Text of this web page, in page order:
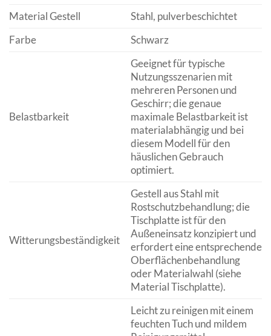
Material Gestell
Stahl, pulverbeschichtet
Farbe
Schwarz
Belastbarkeit
Geeignet für typische
Nutzungsszenarien mit
mehreren Personen und
Geschirr; die genaue
maximale Belastbarkeit ist
materialabhängig und bei
diesem Modell für den
häuslichen Gebrauch
optimiert.
Witterungsbeständigkeit
Gestell aus Stahl mit
Rostschutzbehandlung; die
Tischplatte ist für den
Außeneinsatz konzipiert und
erfordert eine entsprechende
Oberflächenbehandlung
oder Materialwahl (siehe
Material Tischplatte).
Leicht zu reinigen mit einem
feuchten Tuch und mildem